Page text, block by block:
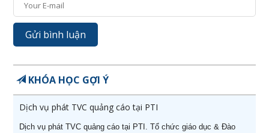
KHÓA HỌC GỢI Ý
Dịch vụ phát TVC quảng cáo tại PTI
Dịch vụ phát TVC quảng cáo tại PTI. Tổ chức giáo dục & Đào